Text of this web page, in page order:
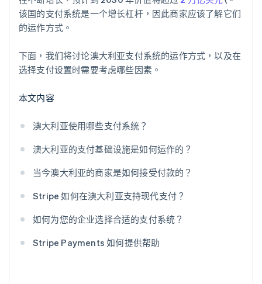
该国的支付系统是一个增长杠杆，因此商家应该了解它们
的运作方式。
下面，我们将讨论澳大利亚支付系统的运作方式，以及在
选择支付设置时需要考虑哪些因素。
本文内容
澳大利亚使用哪些支付系统？
澳大利亚的支付基础设施是如何运作的？
当今澳大利亚的商家是如何接受付款的？
Stripe 如何在澳大利亚支持现代支付？
如何为您的企业选择合适的支付系统？
Stripe Payments 如何提供帮助